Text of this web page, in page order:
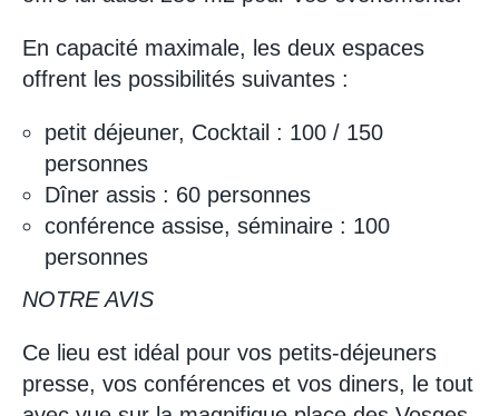
En capacité maximale, les deux espaces
offrent les possibilités suivantes :
petit déjeuner, Cocktail : 100 / 150
personnes
Dîner assis : 60 personnes
conférence assise, séminaire : 100
personnes
NOTRE AVIS
Ce lieu est idéal pour vos petits-déjeuners
presse, vos conférences et vos diners, le tout